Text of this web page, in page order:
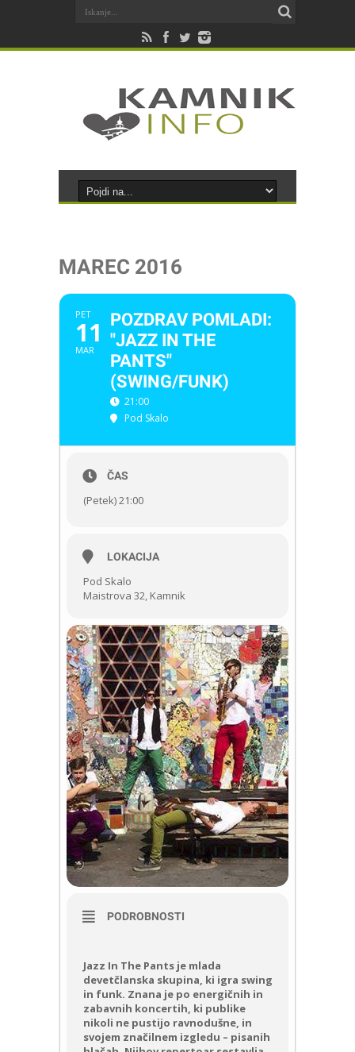
MAREC 2016
PET
11
MAR
POZDRAV POMLADI:
"JAZZ IN THE
PANTS"
(SWING/FUNK)
21:00
Pod Skalo
ČAS
(Petek) 21:00
LOKACIJA
Pod Skalo
Maistrova 32, Kamnik
PODROBNOSTI
Jazz In The Pants je mlada
devetčlanska skupina, ki igra swing
in funk. Znana je po energičnih in
zabavnih koncertih, ki publike
nikoli ne pustijo ravnodušne, in
svojem značilnem izgledu – pisanih